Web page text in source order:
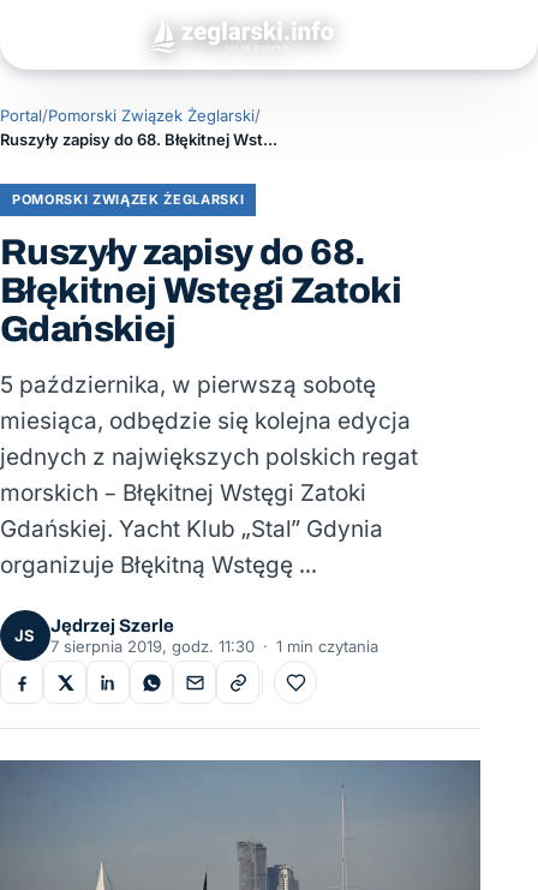
Portal/Pomorski Związek Żeglarski/
Ruszyły zapisy do 68. Błękitnej Wstęgi Zatoki Gdańskiej
POMORSKI ZWIĄZEK ŻEGLARSKI
Ruszyły zapisy do 68.
Błękitnej Wstęgi Zatoki
Gdańskiej
5 października, w pierwszą sobotę
miesiąca, odbędzie się kolejna edycja
jednych z największych polskich regat
morskich – Błękitnej Wstęgi Zatoki
Gdańskiej. Yacht Klub „Stal” Gdynia
organizuje Błękitną Wstęgę …
JS
Jędrzej Szerle
7 sierpnia 2019, godz. 11:30 · 1 min czytania
Do ulubionych